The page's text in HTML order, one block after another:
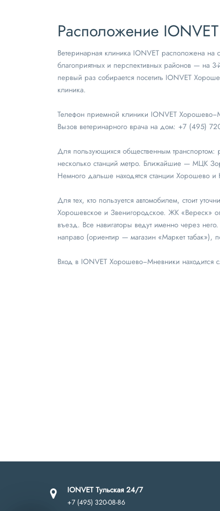
Расположение
Ветеринарная клиника IONVET расположена на
благоприятных и перспективных районов — на
первый раз собирается посетить IONVET
клиника.
Телефон приемной клиники IONVET
Вызов ветеринарного врача на дом: +7 (495)
Для пользующихся общественным
несколько станций метро. Ближайшие — МЦК
Немного дальше находятся станции Хорошево
Для тех, кто пользуется автомобилем, стоит
Хорошевское и Звенигородское. ЖК «Вереск»
въезд. Все навигаторы ведут именно через
направо (ориентир — магазин «Маркет
Вход в IONVET Хорошево−Мневники
IONVET Тульская 24/7
+7 (495) 320-08-86